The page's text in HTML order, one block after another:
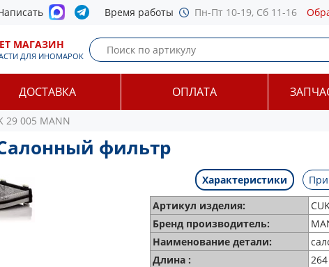
Время работы Пн-Пт 10-19, Сб 11-16
МАГАЗИН
ДЛЯ ИНОМАРОК
ДОСТАВКА ОПЛАТА
29 005 MANN
фильтр
Характеристики
Артикул изделия:
Бренд производитель:
Наименование детали:
Длина :